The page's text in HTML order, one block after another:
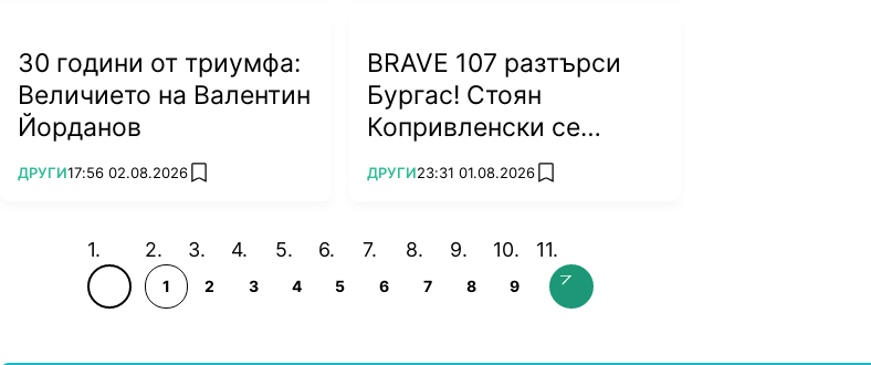
30 години от триумфа:
Величието на Валентин
Йорданов
ПОВЕЧЕ ОТ
ДРУГИ17:56 02.08.2026 add favorites
BRAVE 107 разтърси
Бургас! Стоян
Копривленски се
завърна с победа!
(ВИДЕО)
ПОВЕЧЕ ОТ
ДРУГИ23:31 01.08.2026 add favorites
1 2 3 4 5 6 7 8 9